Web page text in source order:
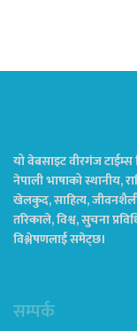
यो वेबसाइट वीरगंज टाईम्स
नेपाली भाषाको स्थानीय,
खेलकुद, साहित्य,
तरिकाले, विश्व, सुचना
विश्लेषणलाई समेट्छ।
सम्पर्क